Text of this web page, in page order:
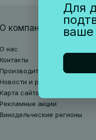
О компании
О нас
Контакты
Производители
Новости и рецепты
Карта сайта
Рекламные акции
Винодельческие регионы
Для
ваше